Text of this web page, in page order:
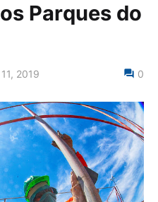
Parques do
2019 0